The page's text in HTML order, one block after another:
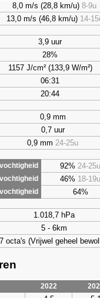
8,0 m/s (28,8 km/u) 8-9u
13,0 m/s (46,8 km/u) 14-
3,9 uur
28%
1157 J/cm² (133,9 W/m²)
06:31
20:44
0,9 mm
0,7 uur
0,9 mm 24-25u
92% 24-25u
46% 18-19u
64%
1.018,7 hPa
5 - 6km
7 octa's (Vrijwel geheel
2022